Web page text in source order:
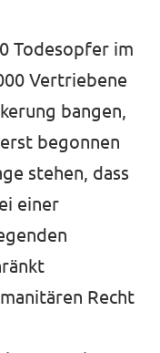
Todesopfer im
Vertriebene
bangen,
begonnen
stehen, dass
einer
Recht